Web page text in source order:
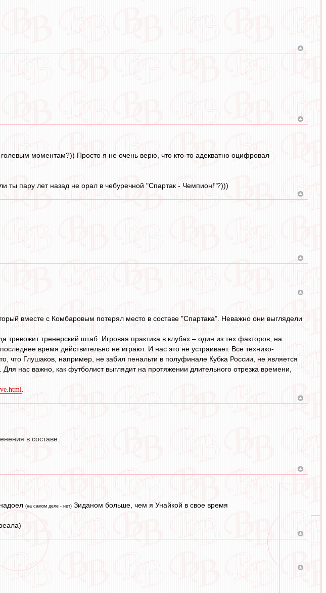
моментам?)) Просто я не очень верю, что кто-то адекватно оцифровал
ты пару лет назад не орал в чебуречной "Спартак - Чемпион!"?)))
вместе с Комбаровым потерял место в составе "Спартака". Неважно они выглядели
тревожит тренерский штаб. Игровая практика в клубах – один из тех факторов, на
время действительно не играют. И нас это не устраивает. Все технико-
что Глушаков, например, не забил пенальти в полуфинале Кубка России, не является
нас важно, как футболист выглядит на протяжении длительного отрезка времени,
в составе.
(на самом деле - нет) Зиданом больше, чем я Унайкой в свое время